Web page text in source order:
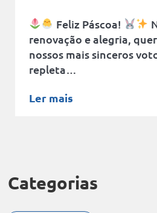
Feliz Páscoa!
renovação e alegria,
nossos mais sinceros
repleta…
Ler mais
Categorias